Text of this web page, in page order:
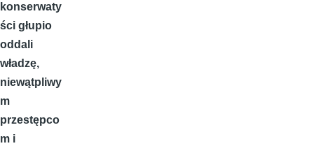
konserwaty
ści głupio
oddali
władzę,
niewątpliwy
m
przestępco
m i